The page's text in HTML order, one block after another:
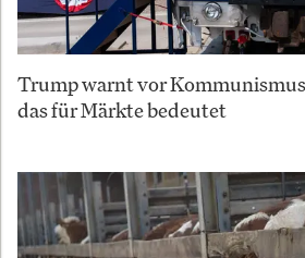
Trump warnt vor
das für Märkte bedeutet